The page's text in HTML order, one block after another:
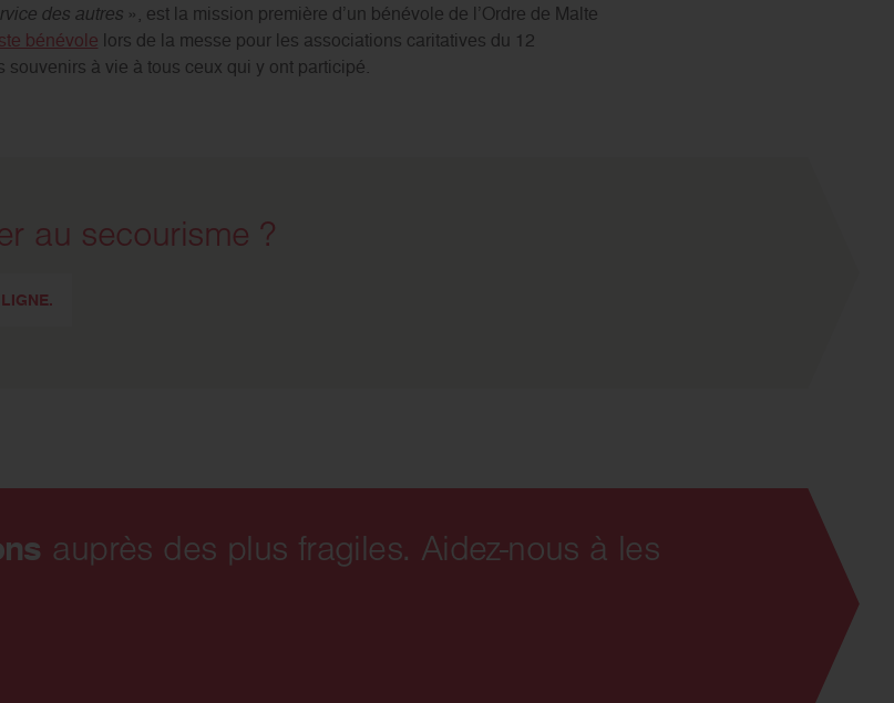
des autres», est la mission première d’un bénévole de l’Ordre de Malte
bénévole lors de la messe pour les associations caritatives du 12
à vie à tous ceux qui y ont participé.
au secourisme ?
auprès des plus fragiles. Aidez-nous à les